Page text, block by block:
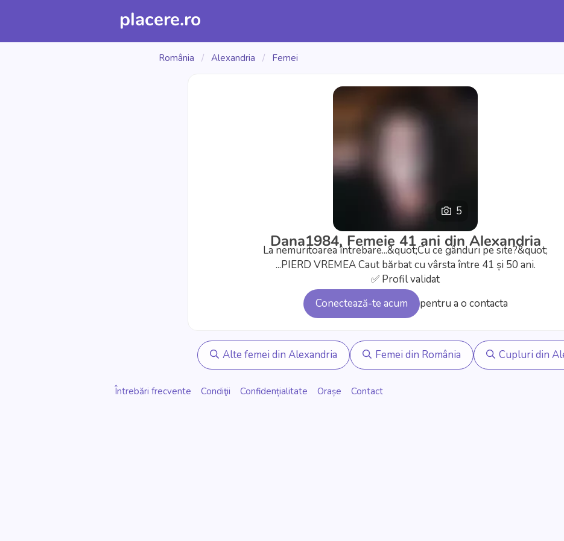
placere.ro
România / Alexandria / Femei
5
Dana1984, Femeie 41 ani din Alexandria
La nemuritoarea întrebare...&quot;Cu ce gânduri pe site?&quot;
...PIERD VREMEA Caut bărbat cu vârsta între 41 și 50 ani.
✅ Profil validat
Conectează-te acum
pentru a o contacta
Alte femei din Alexandria Femei din România Cupluri din
Întrebări frecvente Condiţii Confidențialitate Orașe Contact